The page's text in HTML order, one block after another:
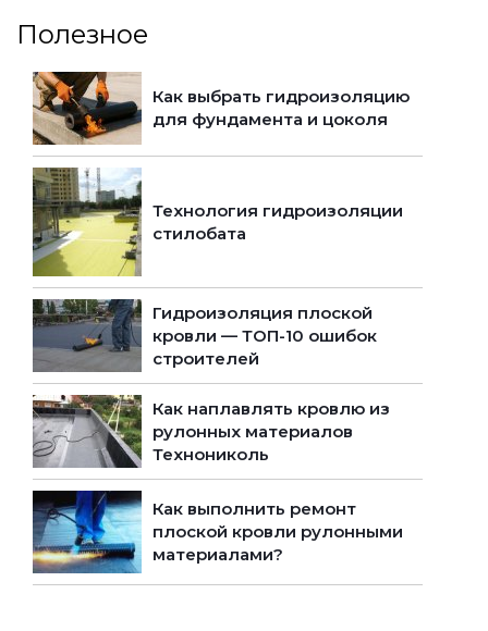
Полезное
Как выбрать гидроизоляцию
для фундамента и цоколя
Технология гидроизоляции
стилобата
Гидроизоляция плоской
кровли — ТОП-10 ошибок
строителей
Как наплавлять кровлю из
рулонных материалов
Технониколь
Как выполнить ремонт
плоской кровли рулонными
материалами?